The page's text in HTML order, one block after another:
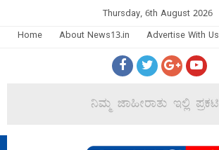
Thursday, 6th August 2026
Home
About News13.in Advertise With Us